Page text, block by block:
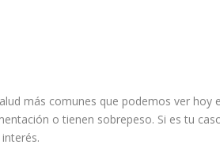
más comunes que podemos ver hoy
o tienen sobrepeso. Si es tu